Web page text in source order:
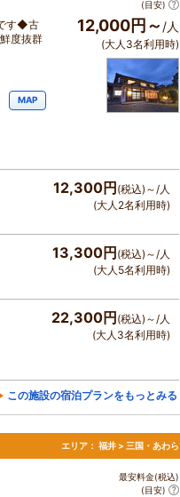
す◆古
度抜群
MAP
(目安)
12,000円～ /人
(大人3名利用時)
12,300円 (税込)～/人
(大人2名利用時)
13,300円 (税込)～/人
(大人5名利用時)
22,300円 (税込)～/人
(大人3名利用時)
この施設の宿泊プランをもっとみる
エリア： 福井 > 三国・あわら
最安料金(税込)
(目安)